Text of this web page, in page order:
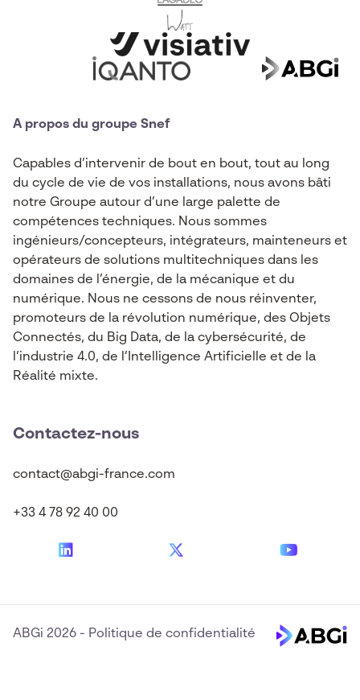
A propos du groupe Snef
Capables d’intervenir de bout en bout, tout au long
du cycle de vie de vos installations, nous avons bâti
notre Groupe autour d’une large palette de
compétences techniques. Nous sommes
ingénieurs/concepteurs, intégrateurs, mainteneurs et
opérateurs de solutions multitechniques dans les
domaines de l’énergie, de la mécanique et du
numérique. Nous ne cessons de nous réinventer,
promoteurs de la révolution numérique, des Objets
Connectés, du Big Data, de la cybersécurité, de
l’industrie 4.0, de l’Intelligence Artificielle et de la
Réalité mixte.
Contactez-nous
contact@abgi-france.com
+33 4 78 92 40 00
ABGi 2026 - Politique de confidentialité